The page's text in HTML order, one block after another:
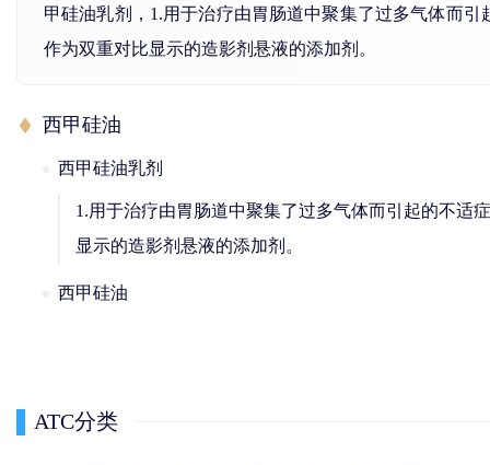
甲硅油乳剂，1.用于治疗由胃肠道中聚集了过多气体而
作为双重对比显示的造影剂悬液的添加剂。
西甲硅油
西甲硅油乳剂
1.用于治疗由胃肠道中聚集了过多气体而引起的不适
显示的造影剂悬液的添加剂。
西甲硅油
ATC分类